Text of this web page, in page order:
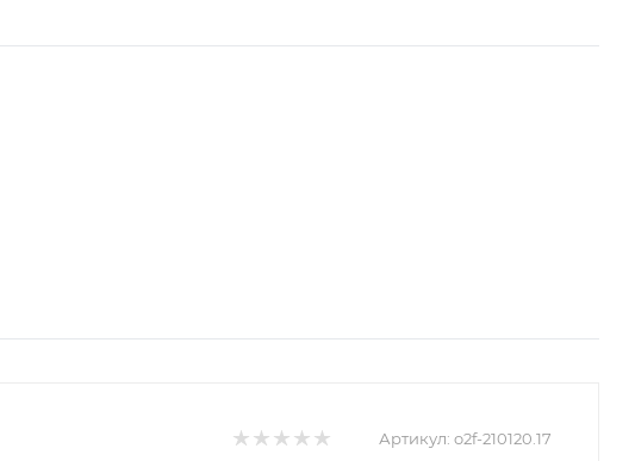
Артикул: o2f-210120.17